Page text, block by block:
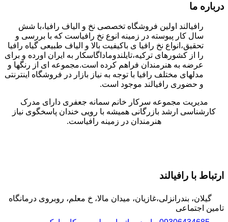
درباره ما
رافیالند اولین فروشگاه تخصصی نخ و الیاف رافیا،با شش
سال کار پیوسته در زمینه انوع نخ رافیاست که با بررسی و
تحقیق،انواع نخ رافیا ی باکیفیت بالا و الیاف طبیعی گیاه رافیا
را از کشورهای ترکیه،تایلندوماداگاسکار به ایران اورده و برای
عرضه به هنرمندان فراهم کرده است.مجموعه ای از رنگها و
مدلهای مختلف رافیا با توجه به نیاز بازار در فروشگاه اینترنتی
و حضوری رافیالند موجود است.
مدیریت مجموعه سرکار خانم سمانه جعفری دارای مدرک
کارشناسی ارشد بازرگانی همیشه با رویی خندان پاسخگوی نیاز
هنرمندان در زمینه رافیاست.
ارتباط با رافیالند
گیلان، بندرانزلی،غازیان، میدان مالا، خ معلم، روبروی درمانگاه
تامین اجتماعی